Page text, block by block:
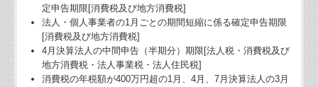
定申告期限[消費税及び地方消費税]
法人・個人事業者の1月ごとの期間短縮に係る確定申告期限
[消費税及び地方消費税]
4月決算法人の中間申告（半期分）期限[法人税・消費税及び
地方消費税・法人事業税・法人住民税]
消費税の年税額が400万円超の1月、4月、7月決算法人の3月